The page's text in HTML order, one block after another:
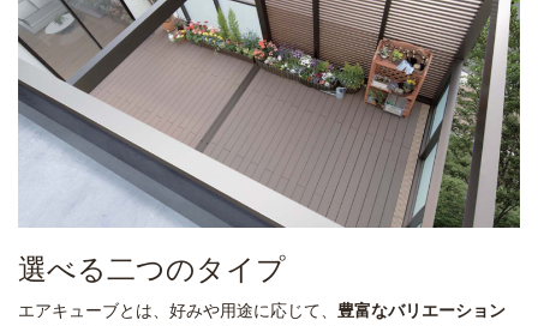
選べる二つのタイプ
エアキューブとは、好みや用途に応じて、 豊富なバリエーション